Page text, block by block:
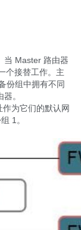
当 Master 路由器
个接替工作。主
份组中拥有不同
。
为它们的默认网
1。